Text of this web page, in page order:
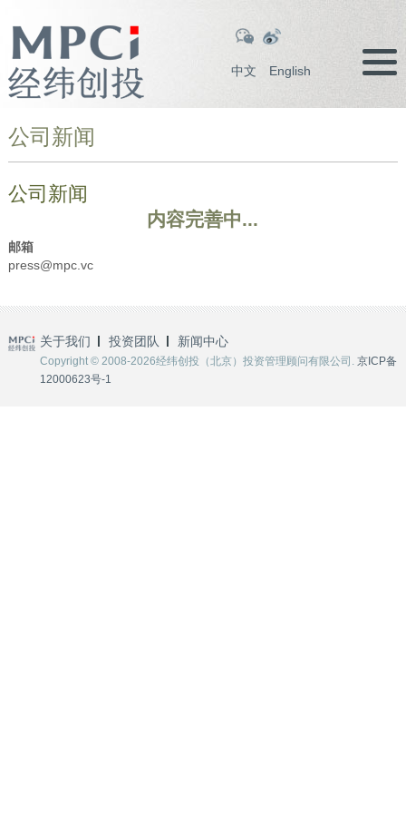
中文 English
公司新闻
公司新闻
内容完善中...
邮箱
press@mpc.vc
关于我们 投资团队 新闻中心
Copyright © 2008-2026经纬创投（北京）投资管理顾问有限公司. 京ICP备
12000623号-1